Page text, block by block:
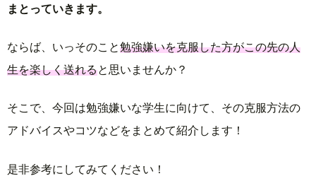
まとっていきます。
ならば、いっそのこと勉強嫌いを克服した方がこの先の人
生を楽しく送れると思いませんか？
そこで、今回は勉強嫌いな学生に向けて、その克服方法の
アドバイスやコツなどをまとめて紹介します！
是非参考にしてみてください！